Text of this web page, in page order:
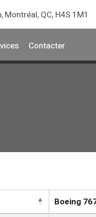
Montréal, QC, H4S 1M1
Contacter
Boeing